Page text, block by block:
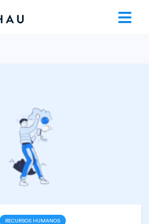
RECURSOS HUMANOS